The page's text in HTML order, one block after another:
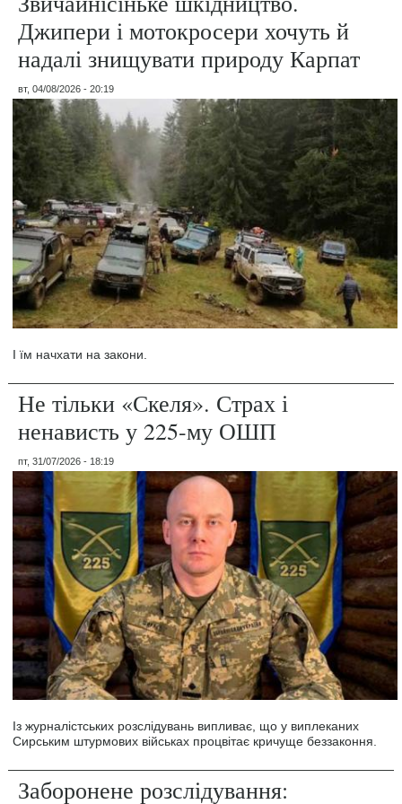
Джипери і мотокросери хочуть й
надалі знищувати природу Карпат
вт, 04/08/2026 - 20:19
І їм начхати на закони.
Не тільки «Скеля». Страх і
ненависть у 225-му ОШП
пт, 31/07/2026 - 18:19
Із журналістських розслідувань випливає, що у виплеканих
Сирським штурмових військах процвітає кричуще беззаконня.
Заборонене розслідування: